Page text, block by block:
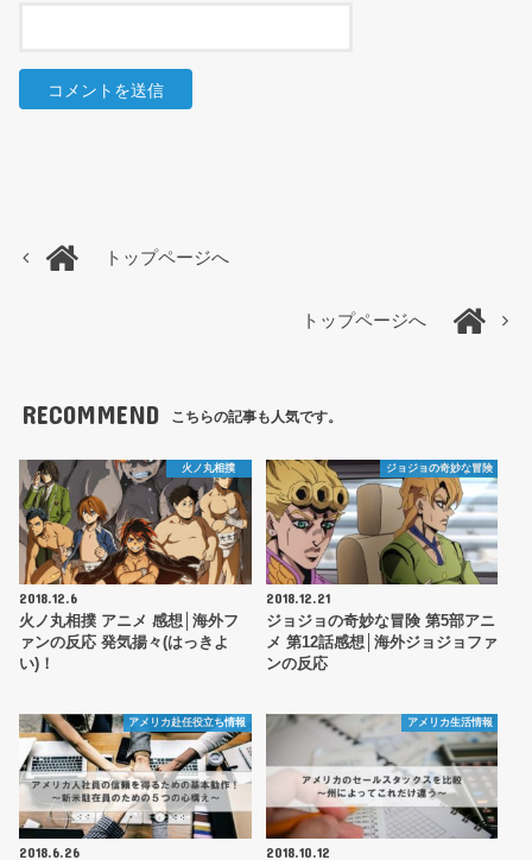
トップページへ
トップページへ
RECOMMEND こちらの記事も人気です。
火ノ丸相撲
2018.12.6
火ノ丸相撲 アニメ 感想│海外フ
ァンの反応 発気揚々(はっきよ
い)！
ジョジョの奇妙な冒険
2018.12.21
ジョジョの奇妙な冒険 第5部アニ
メ 第12話感想│海外ジョジョファ
ンの反応
アメリカ赴任役立ち情報
2018.6.26
アメリカ生活情報
2018.10.12